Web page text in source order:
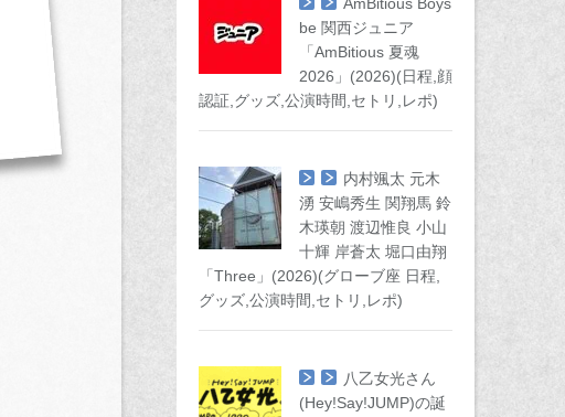
be 関西ジュニア
「AmBitious 夏魂
2026」(2026)(日程,顔
認証,グッズ,公演時間,セトリ,レポ)
内村颯太 元木
湧 安嶋秀生 関翔馬 鈴
木瑛朝 渡辺惟良 小山
十輝 岸蒼太 堀口由翔
「Three」(2026)(グローブ座 日程,
グッズ,公演時間,セトリ,レポ)
八乙女光さん
(Hey!Say!JUMP)の誕